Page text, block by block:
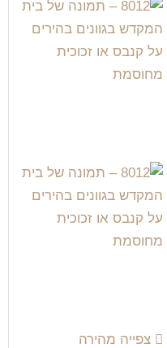
צפייה מהירה